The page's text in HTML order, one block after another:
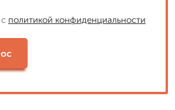
политикой конфиденциальности